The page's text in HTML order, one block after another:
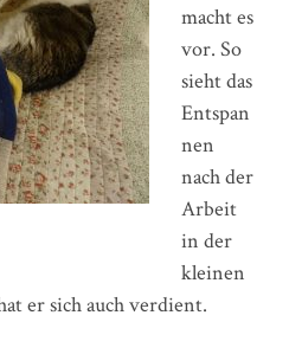
macht es
vor. So
sieht das
Entspan
nen
nach der
Arbeit
in der
kleinen
er sich auch verdient.